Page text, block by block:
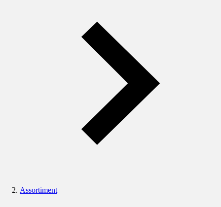
Assortiment